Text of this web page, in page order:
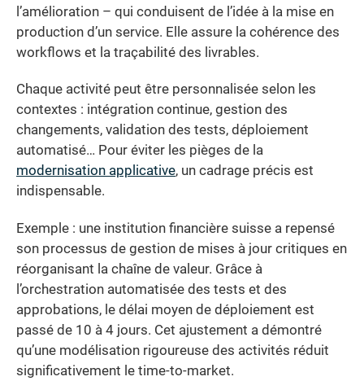
l’amélioration – qui conduisent de l’idée à la mise en
production d’un service. Elle assure la cohérence des
workflows et la traçabilité des livrables.
Chaque activité peut être personnalisée selon les
contextes : intégration continue, gestion des
changements, validation des tests, déploiement
automatisé… Pour éviter les pièges de la
modernisation applicative, un cadrage précis est
indispensable.
Exemple : une institution financière suisse a repensé
son processus de gestion de mises à jour critiques en
réorganisant la chaîne de valeur. Grâce à
l’orchestration automatisée des tests et des
approbations, le délai moyen de déploiement est
passé de 10 à 4 jours. Cet ajustement a démontré
qu’une modélisation rigoureuse des activités réduit
significativement le time-to-market.